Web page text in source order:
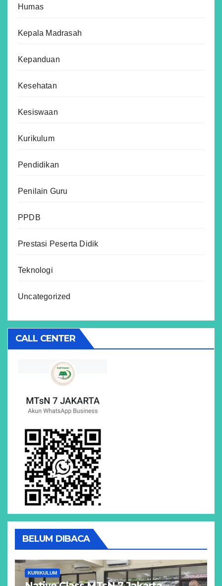
Humas
Kepala Madrasah
Kepanduan
Kesehatan
Kesiswaan
Kurikulum
Pendidikan
Penilain Guru
PPDB
Prestasi Peserta Didik
Teknologi
Uncategorized
CALL CENTER
BELUM DIBACA
KURIKULUM